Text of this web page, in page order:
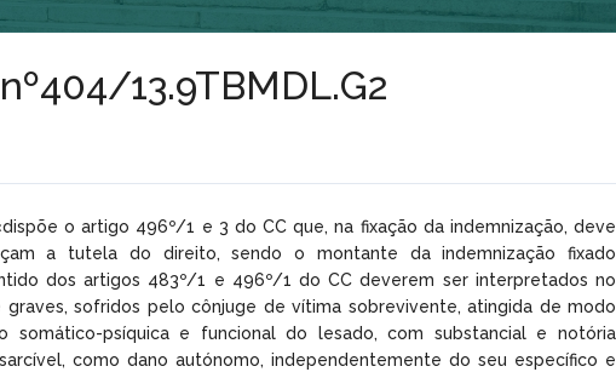
13.9TBMDL.G2
o artigo 496º/1 e 3 do CC que, na fixação da indemnização, deve
a tutela do direito, sendo o montante da indemnização fixado
dos artigos 483º/1 e 496º/1 do CC deverem ser interpretados no
sofridos pelo cônjuge de vítima sobrevivente, atingida de modo
somático-psíquica e funcional do lesado, com substancial e notória
como dano autónomo, independentemente do seu específico e